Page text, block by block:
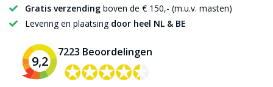
Gratis verzending boven de € 150,- (m.u.v. masten)
Levering en plaatsing door heel NL & BE
9,2
7223 Beoordelingen
✪✪✪✪✪
✪✪✪✪✪